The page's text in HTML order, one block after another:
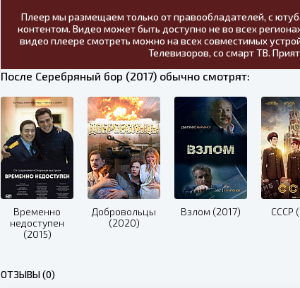
Плеер мы размещаем только от правообладателей, с
контентом. Видео может быть доступно не во всех
видео плеере смотреть можно на всех совместимых
Телевизоров, со смарт ТВ.
После Серебряный бор (2017) обычно смотрят:
Временно
недоступен
(2015)
Добровольцы
(2020)
Взлом (2017) СССР
ОТЗЫВЫ (0)